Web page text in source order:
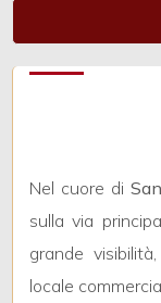
Nel cuore di
sulla via
grande
locale